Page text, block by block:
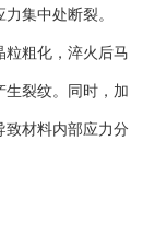
集中处断裂。
粒粗化，淬火后马
生裂纹。同时，加
致材料内部应力分